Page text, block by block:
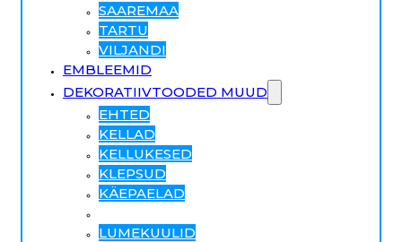
SAAREMAA
TARTU
VILJANDI
EMBLEEMID
DEKORATIIVTOODED MUUD
EHTED
KELLAD
KELLUKESED
KLEPSUD
KÄEPAELAD
LUMEKUULID